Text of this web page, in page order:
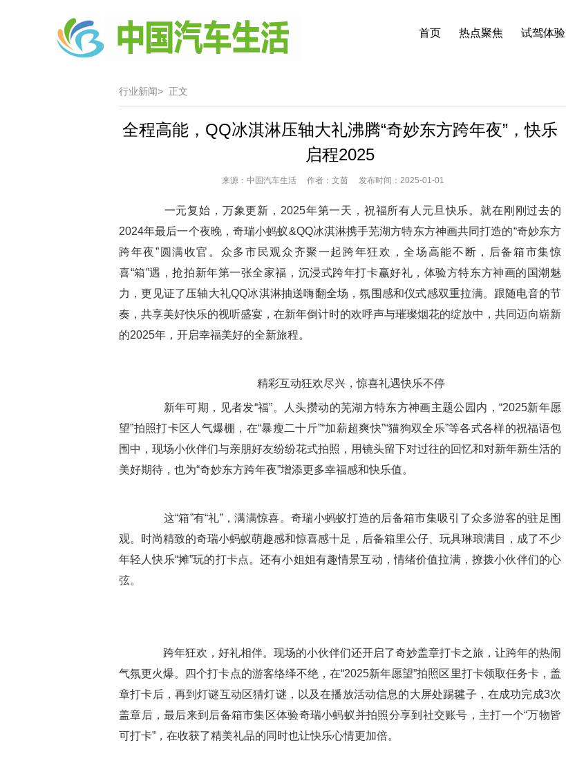
首页 热点聚焦 试驾体验
行业新闻> 正文
全程高能，QQ冰淇淋压轴大礼沸腾“奇妙东方跨年夜”，快乐
启程2025
来源：中国汽车生活 作者：文茵 发布时间：2025-01-01
一元复始，万象更新，2025年第一天，祝福所有人元旦快乐。就在刚刚过去的
2024年最后一个夜晚，奇瑞小蚂蚁&QQ冰淇淋携手芜湖方特东方神画共同打造的“奇妙东方
跨年夜”圆满收官。众多市民观众齐聚一起跨年狂欢，全场高能不断，后备箱市集惊
喜“箱”遇，抢拍新年第一张全家福，沉浸式跨年打卡赢好礼，体验方特东方神画的国潮魅
力，更见证了压轴大礼QQ冰淇淋抽送嗨翻全场，氛围感和仪式感双重拉满。跟随电音的节
奏，共享美好快乐的视听盛宴，在新年倒计时的欢呼声与璀璨烟花的绽放中，共同迈向崭新
的2025年，开启幸福美好的全新旅程。
精彩互动狂欢尽兴，惊喜礼遇快乐不停
新年可期，见者发“福”。人头攒动的芜湖方特东方神画主题公园内，“2025新年愿
望”拍照打卡区人气爆棚，在“暴瘦二十斤”“加薪超爽快”“猫狗双全乐”等各式各样的祝福语包
围中，现场小伙伴们与亲朋好友纷纷花式拍照，用镜头留下对过往的回忆和对新年新生活的
美好期待，也为“奇妙东方跨年夜”增添更多幸福感和快乐值。
这“箱”有“礼”，满满惊喜。奇瑞小蚂蚁打造的后备箱市集吸引了众多游客的驻足围
观。时尚精致的奇瑞小蚂蚁萌趣感和惊喜感十足，后备箱里公仔、玩具琳琅满目，成了不少
年轻人快乐“摊”玩的打卡点。还有小姐姐有趣情景互动，情绪价值拉满，撩拨小伙伴们的心
弦。
跨年狂欢，好礼相伴。现场的小伙伴们还开启了奇妙盖章打卡之旅，让跨年的热闹
气氛更火爆。四个打卡点的游客络绎不绝，在“2025新年愿望”拍照区里打卡领取任务卡，盖
章打卡后，再到灯谜互动区猜灯谜，以及在播放活动信息的大屏处踢毽子，在成功完成3次
盖章后，最后来到后备箱市集区体验奇瑞小蚂蚁并拍照分享到社交账号，主打一个“万物皆
可打卡”，在收获了精美礼品的同时也让快乐心情更加倍。